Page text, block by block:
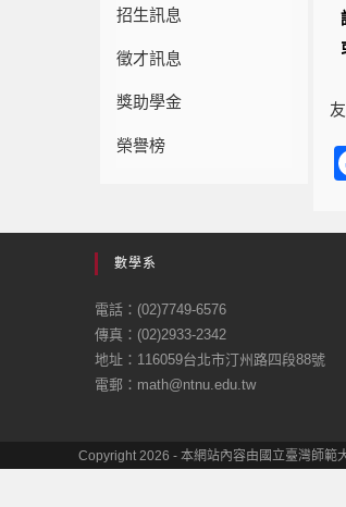
招生訊息
徵才訊息
獎助學金
榮譽榜
數學系
電話：(02)7749-6576
傳真：(02)2933-2342
地址：116059台北市汀州路四段88號
電郵：math@ntnu.edu.tw
Copyright 2026 - 本網站內容由國立臺灣師範